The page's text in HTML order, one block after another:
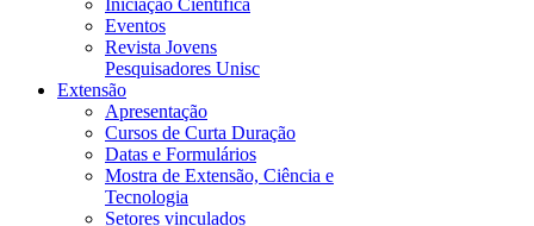
Iniciação Científica
Eventos
Revista Jovens
Pesquisadores Unisc
Extensão
Apresentação
Cursos de Curta Duração
Datas e Formulários
Mostra de Extensão, Ciência e
Tecnologia
Setores vinculados